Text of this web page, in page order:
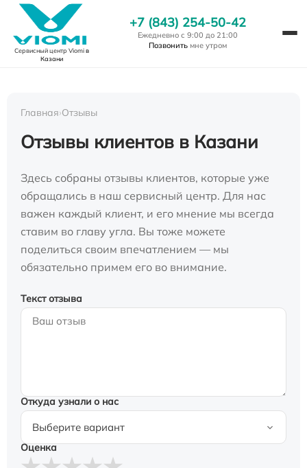
Сервисный центр Viomiв
Казани
+7 (843) 254-50-42
Ежедневно с 9:00 до 21:00
Позвонить мне утром
Главная›Отзывы
Отзывы клиентов в Казани
Здесь собраны отзывы клиентов, которые уже
обращались в наш сервисный центр. Для нас
важен каждый клиент, и его мнение мы всегда
ставим во главу угла. Вы тоже можете
поделиться своим впечатлением — мы
обязательно примем его во внимание.
Текст отзыва
Откуда узнали о нас
Оценка